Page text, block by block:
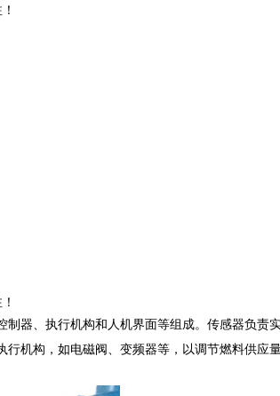
器、执行机构和人机界面等组成。传感器负责
机构，如电磁阀、变频器等，以调节燃料供应